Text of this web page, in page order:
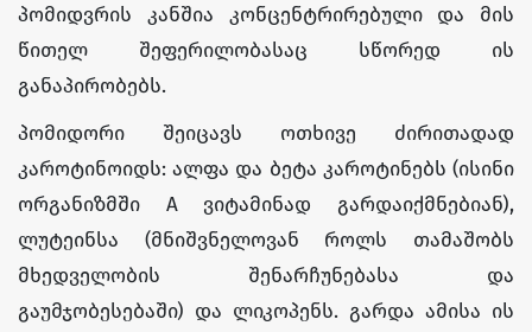
პომიდვრის კანშია კონცენტრირებული და მის
წითელ შეფერილობასაც სწორედ ის
განაპირობებს.
პომიდორი შეიცავს ოთხივე ძირითადად
კაროტინოიდს: ალფა და ბეტა კაროტინებს (ისინი
ორგანიზმში A ვიტამინად გარდაიქმნებიან),
ლუტეინსა (მნიშვნელოვან როლს თამაშობს
მხედველობის შენარჩუნებასა და
გაუმჯობესებაში) და ლიკოპენს. გარდა ამისა ის